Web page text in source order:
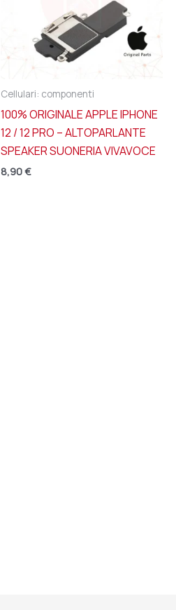
Cellulari: componenti
100% ORIGINALE APPLE IPHONE
12 / 12 PRO – ALTOPARLANTE
SPEAKER SUONERIA VIVAVOCE
8,90€